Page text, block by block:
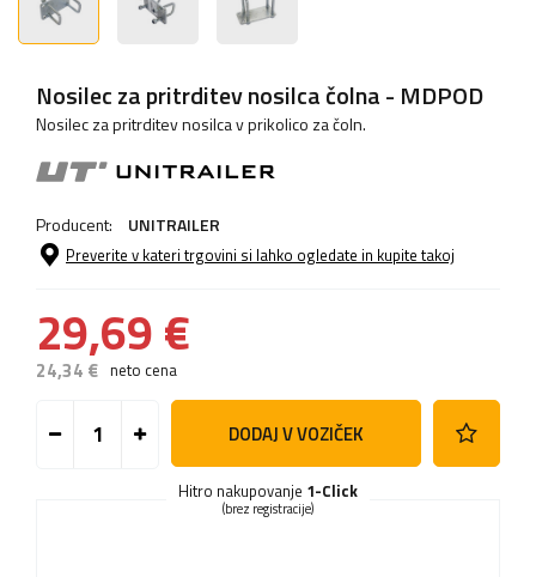
Nosilec za pritrditev nosilca čolna - MDPOD
Nosilec za pritrditev nosilca v prikolico za čoln.
Producent: UNITRAILER
Preverite v kateri trgovini si lahko ogledate in kupite takoj
29,69 €
24,34 € neto cena
DODAJ V VOZIČEK
Hitro nakupovanje 1-Click
(brez registracije)